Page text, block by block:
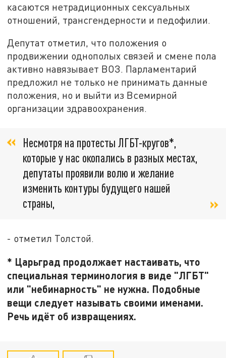
касаются нетрадиционных сексуальных
отношений, трансгендерности и педофилии.
Депутат отметил, что положения о
продвижении однополых связей и смене пола
активно навязывает ВОЗ. Парламентарий
предложил не только не принимать данные
положения, но и выйти из Всемирной
организации здравоохранения.
Несмотря на протесты ЛГБТ-кругов*,
которые у нас окопались в разных местах,
депутаты проявили волю и желание
изменить контуры будущего нашей
страны,
- отметил Толстой.
* Царьград продолжает настаивать, что
специальная терминология в виде "ЛГБТ"
или "небинарность" не нужна. Подобные
вещи следует называть своими именами.
Речь идёт об извращениях.